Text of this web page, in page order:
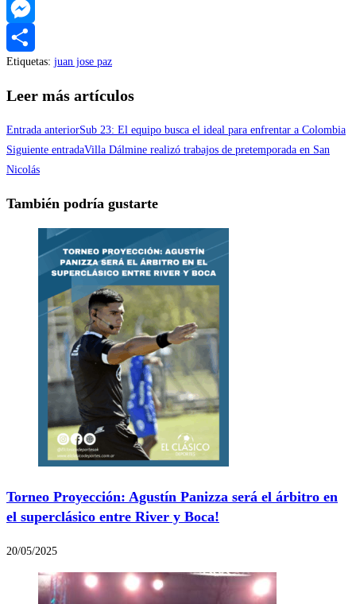
WhatsApp
Messenger
Compartir
Etiquetas: juan jose paz
Leer más artículos
Entrada anteriorSub 23: El equipo busca el ideal para enfrentar a Colombia
Siguiente entradaVilla Dálmine realizó trabajos de pretemporada en San
Nicolás
También podría gustarte
Torneo Proyección: Agustín Panizza será el árbitro en
el superclásico entre River y Boca!
20/05/2025